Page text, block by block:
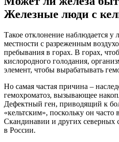
Железные люди с
Такое отклонение наблюдается
местности с разреженным
пребывания в горах. В горах,
кислородного голодания,
элемент, чтобы вырабатывать
Но самая частая причина –
гемохроматоз, вызывающее
Дефектный ген, приводящий к
«кельтским», поскольку он часто
Скандинавии и других северных
в России.